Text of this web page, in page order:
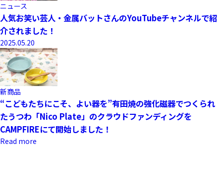
ニュース
人気お笑い芸人・金属バットさんのYouTubeチャンネルで紹
介されました！
2025.05.20
新商品
“こどもたちにこそ、よい器を”有田焼の強化磁器でつくられ
たうつわ「Nico Plate」のクラウドファンディングを
CAMPFIREにて開始しました！
Read more